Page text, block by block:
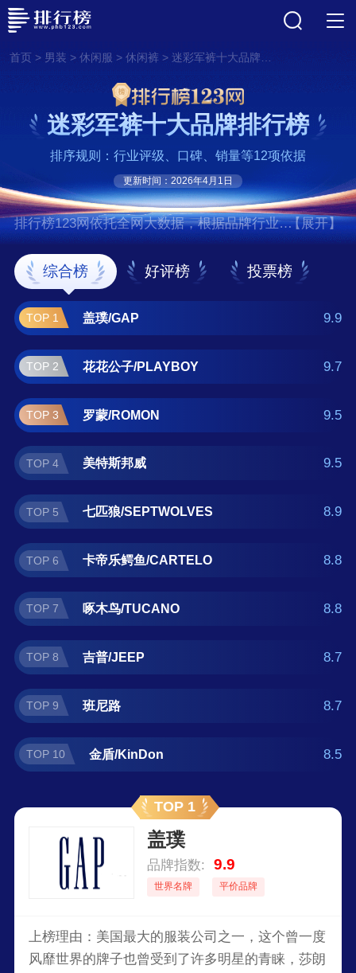
首页> 男装 > 休闲服 > 休闲裤> 迷彩军裤十大品牌排行榜
迷彩军裤十大品牌排行榜
排序规则：行业评级、口碑、销量等12项依据
更新时间：2026年4月1日
排行榜123网依托全网大数据，根据品牌行业评
级、口碑、销量等12项指标依据，评选出了迷
彩军裤十大品牌排行榜，前十名分别是盖
璞/GAP、花花公子/PLAYBOY、罗
蒙/ROMON、美特斯邦威、七匹
狼/SEPTWOLVES、卡帝乐鳄鱼/CARTELO、
啄木鸟/TUCANO、吉普/JEEP、班尼路、金
盾/KinDon 。如果您正在查找迷彩军裤什么牌
子好？那么本迷彩军裤十大品牌榜单可供您作
为选购参考，我们致力于用最真实的数据提供
迷彩军裤品牌推荐，让您选得放心。(榜单每月
更新一次)
【展开】
综合榜 好评榜 投票榜
TOP 1 盖璞/GAP 9.9
TOP 2 花花公子/PLAYBOY 9.7
TOP 3 罗蒙/ROMON 9.5
TOP 4 美特斯邦威 9.5
TOP 5 七匹狼/SEPTWOLVES 8.9
TOP 6 卡帝乐鳄鱼/CARTELO 8.8
TOP 7 啄木鸟/TUCANO 8.8
TOP 8 吉普/JEEP 8.7
TOP 9 班尼路 8.7
TOP 10 金盾/KinDon 8.5
TOP 1
盖璞
品牌指数: 9.9
世界名牌 平价品牌
上榜理由：美国最大的服装公司之一，这个曾一度
风靡世界的牌子也曾受到了许多明星的青睐，莎朗